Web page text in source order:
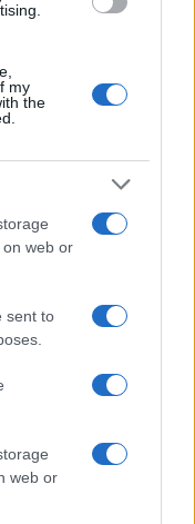
my
the
web or
sent to
web or